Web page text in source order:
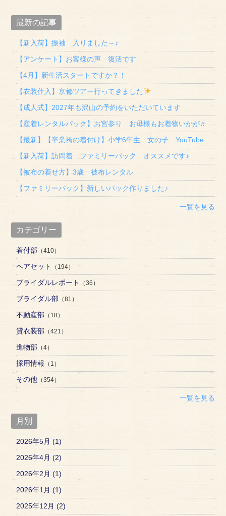
最新の記事
【新入荷】振袖 入りました～♪
【アンケート】お客様の声 復活です
【4月】新生活スタートですか？！
【衣装仕入】京都ツアー行ってきました
【成人式】2027年も沢山の予約をいただいています
【産着レンタルパック】お宮参り お母様もお着物いかが♬
【最新】【卒業袴の着付け】小学6年生 女の子 YouTube
【新入荷】訪問着 ファミリーパック オススメです♪
【被布の着せ方】3歳 被布レンタル
【ファミリーパック】新しいパック作りました♪
一覧を見る
カテゴリー
着付部 （410）
ヘアセット （194）
ブライダルレポート （36）
ブライダル部 （81）
不動産部 （18）
貸衣装部 （421）
進物部 （4）
採用情報 （1）
その他 （354）
一覧を見る
月別
2026年5月 (1)
2026年4月 (2)
2026年2月 (1)
2026年1月 (1)
2025年12月 (2)